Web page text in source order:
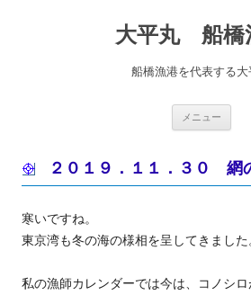
大平丸 船橋
船橋漁港を代表する大
メニュー
２０１９．１１．３０ 網
寒いですね。
東京湾も冬の海の様相を呈してきました
私の漁師カレンダーでは今は、コノシ